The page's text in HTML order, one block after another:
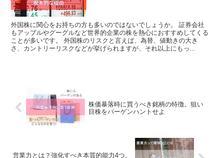
外国株に関心をお持ちの方も多いのではないでしょうか。 証券会社
もアップルやグーグルなど世界的企業の株を熱心におすすめしてくる
ことが多いです。 外国株のリスクと言えば、為替、値動きの大き
さ、カントリーリスクなどが挙げられますが、それ以上にもっ...
株価暴落時に買うべき銘柄の特徴。狙い
目株をバーゲンハントせよ
営業力とは？強化すべき本質的能力4つ。